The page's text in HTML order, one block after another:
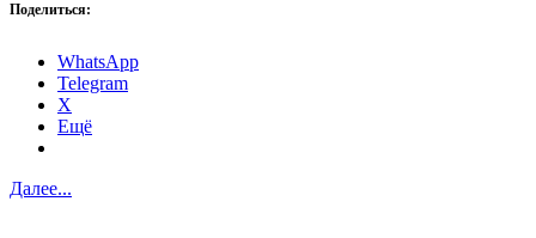
Поделиться:
WhatsApp
Telegram
X
Ещё
Далее...